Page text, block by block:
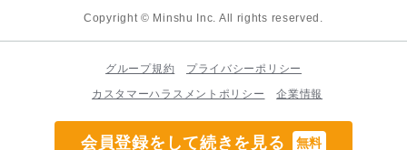
会員登録をして続きを見る 無料
Copyright © Minshu Inc. All rights reserved.
グループ規約
プライバシーポリシー
カスタマーハラスメントポリシー
企業情報